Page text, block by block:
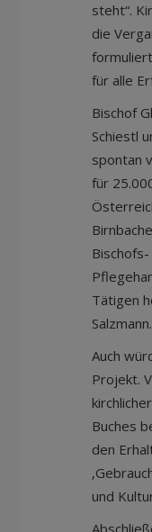
steht“.
die
für alle
Bischof
Schiestl
spontan
für
Tätigen
Salzmann.
Auch
Projekt.
Buches
den
und